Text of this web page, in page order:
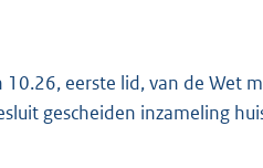
eerste lid, van de Wet
gescheiden inzameling